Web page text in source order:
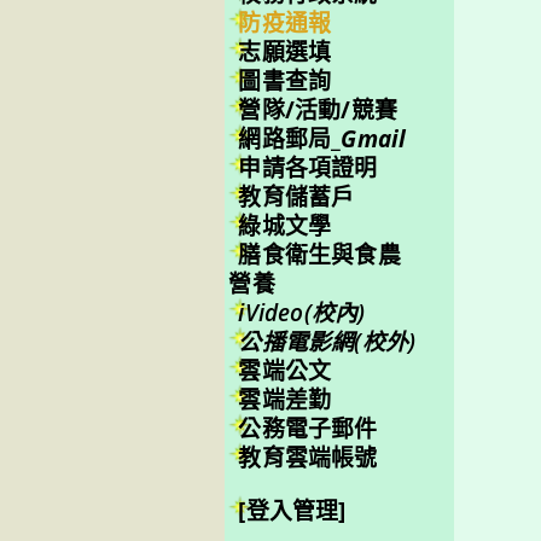
防疫通報
志願選填
圖書查詢
營隊/活動/競賽
網路郵局_ Gmail
申請各項證明
教育儲蓄戶
綠城文學
膳食衛生與食農
營養
iVideo(校內)
公播電影網(校外)
雲端公文
雲端差勤
公務電子郵件
教育雲端帳號
[登入管理]